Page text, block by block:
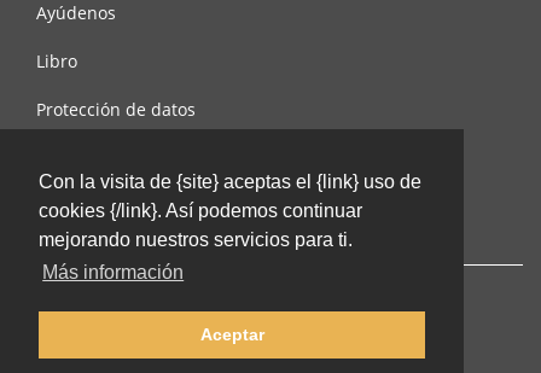
Con la visita de {site} aceptas el {link} uso de
cookies {/link}. Así podemos continuar
mejorando nuestros servicios para ti.
Más información
Aceptar
Ayúdenos
Libro
Protección de datos
Contáctenos
© 2002-2026 lernu.net |Impressum